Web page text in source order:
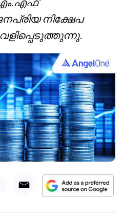
നിക്ഷേപ